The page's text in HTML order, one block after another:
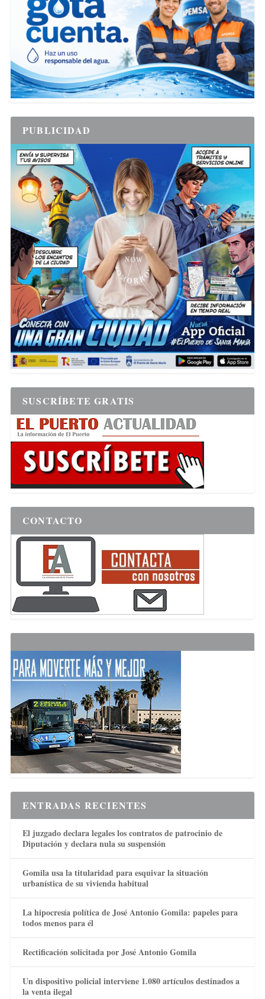
PUBLICIDAD
SUSCRÍBETE GRATIS
CONTACTO
ENTRADAS RECIENTES
El juzgado declara legales los contratos de patrocinio de
Diputación y declara nula su suspensión
Gomila usa la titularidad para esquivar la situación
urbanística de su vivienda habitual
La hipocresía política de José Antonio Gomila: papeles para
todos menos para él
Rectificación solicitada por José Antonio Gomila
Un dispositivo policial interviene 1.080 artículos destinados a
la venta ilegal